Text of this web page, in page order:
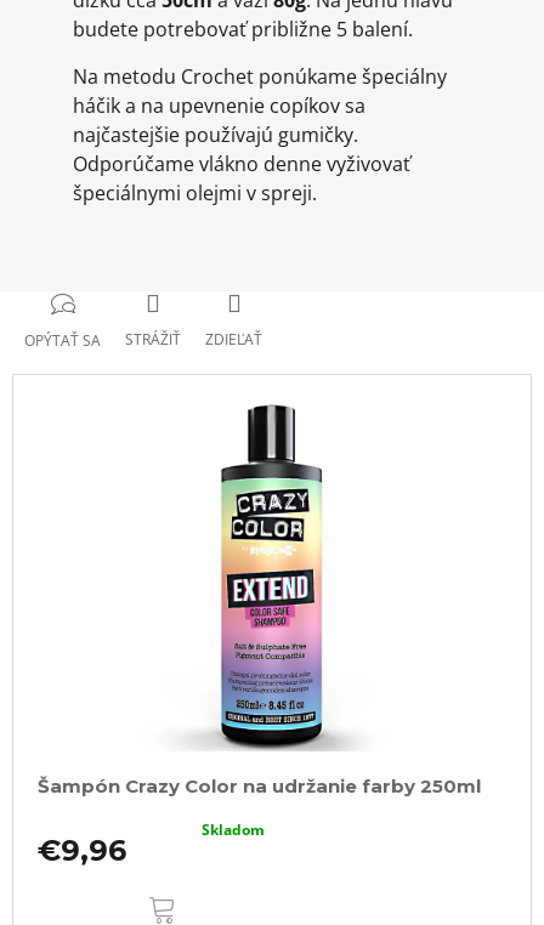
budete potrebovať približne 5 balení.
Na metodu Crochet ponúkame špeciálny
háčik a na upevnenie copíkov sa
najčastejšie používajú gumičky.
Odporúčame vlákno denne vyživovať
špeciálnymi olejmi v spreji.
OPÝTAŤ SA STRÁŽIŤ ZDIEĽAŤ
Šampón Crazy Color na udržanie farby 250ml
€9,96
Skladom